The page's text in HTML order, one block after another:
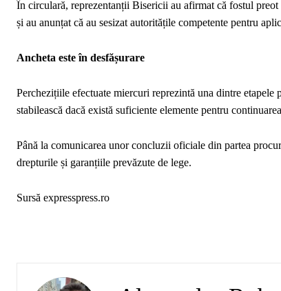
În circulară, reprezentanții Bisericii au afirmat că fostul
și au anunțat că au sesizat autoritățile competente pentru
Ancheta este în desfășurare
Perchezițiile efectuate miercuri reprezintă una dintre
stabilească dacă există suficiente elemente pentru
Până la comunicarea unor concluzii oficiale din partea
drepturile și garanțiile prevăzute de lege.
Sursă expresspress.ro